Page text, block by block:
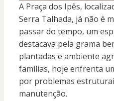
A Praça dos Ipês,
Serra Talhada, já não é
passar do tempo, um
destacava pela grama
plantadas e ambiente
famílias, hoje enfrenta
por problemas
manutenção.